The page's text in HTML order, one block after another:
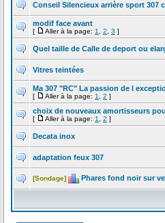
Conseil Silencieux arrière sport 307
modif face avant
[ Aller à la page: 1 2 3 ]
Quel taille de Calle de deport ou
Vitres teintées
Ma 307 "RC" La passion de l
[ Aller à la page: 1 2 ]
choix de nouveaux amortisseurs
[ Aller à la page: 1 2 ]
Decata inox
adaptation feux 307
[Sondage] Phares fond noir sur